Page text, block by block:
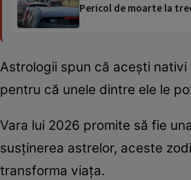
Pericol de moarte la
Astrologii spun că acești
pentru că unele dintre ele le
Vara lui 2026 promite să fie
susținerea astrelor, aceste
transforma viața.